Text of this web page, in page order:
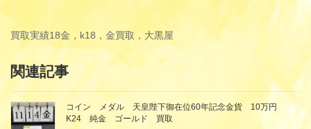
買取実績18金，k18，金買取，大黒屋
関連記事
コイン メダル 天皇陛下御在位60年記念金貨 10万円
K24 純金 ゴールド 買取